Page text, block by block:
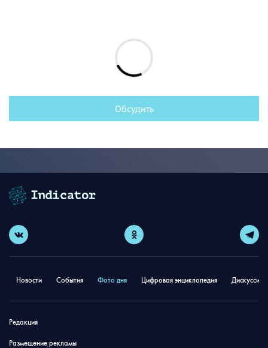
Обсудить
Новости События Фото дня Цифровая энциклопедия
Редакция
Размещение рекламы